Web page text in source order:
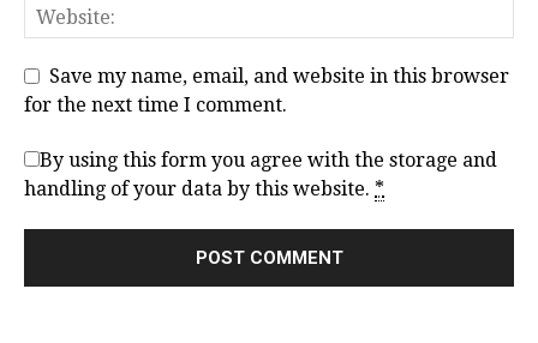
Save my name, email, and website in this browser
for the next time I comment.
By using this form you agree with the storage and
handling of your data by this website. *